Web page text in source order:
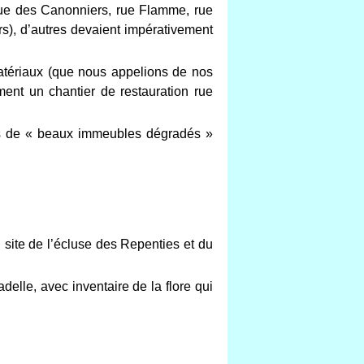
des Canonniers, rue Flamme, rue
d’autres devaient impérativement
(que nous appelions de nos
un chantier de restauration rue
« beaux immeubles dégradés »
de l’écluse des Repenties et du
avec inventaire de la flore qui